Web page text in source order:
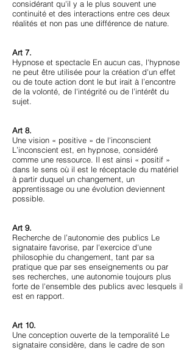
considérant qu'il y a le plus souvent une
continuité et des interactions entre ces deux
réalités et non pas une différence de nature.
Art 7.
Hypnose et spectacle En aucun cas, l'hypnose
ne peut être utilisée pour la création d'un effet
ou de toute action dont le but irait à l’encontre
de la volonté, de l'intégrité ou de l’intérêt du
sujet.
Art 8.
Une vision « positive » de l'inconscient
L’inconscient est, en hypnose, considéré
comme une ressource. Il est ainsi « positif »
dans le sens où il est le réceptacle du matériel
à partir duquel un changement, un
apprentissage ou une évolution deviennent
possible.
Art 9.
Recherche de l’autonomie des publics Le
signataire favorise, par l'exercice d'une
philosophie du changement, tant par sa
pratique que par ses enseignements ou par
ses recherches, une autonomie toujours plus
forte de l'ensemble des publics avec lesquels il
est en rapport.
Art 10.
Une conception ouverte de la temporalité Le
signataire considère, dans le cadre de son